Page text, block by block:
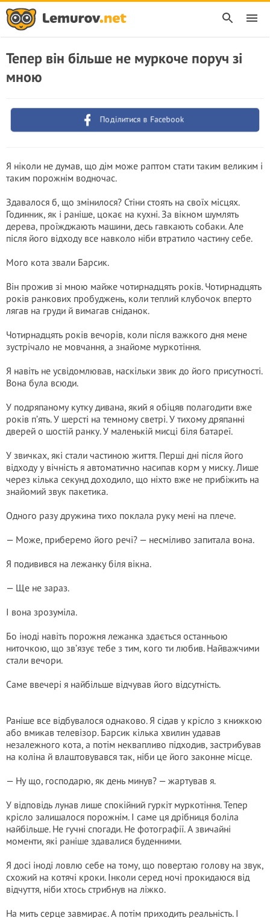
Тепер він більше не муркоче поруч зі
мною
Поділитися в Facebook
Я ніколи не думав, що дім може раптом стати таким великим і
таким порожнім водночас.
Здавалося б, що змінилося? Стіни стоять на своїх місцях.
Годинник, як і раніше, цокає на кухні. За вікном шумлять
дерева, проїжджають машини, десь гавкають собаки. Але
після його відходу все навколо ніби втратило частину себе.
Мого кота звали Барсик.
Він прожив зі мною майже чотирнадцять років. Чотирнадцять
років ранкових пробуджень, коли теплий клубочок вперто
лягав на груди й вимагав сніданок.
Чотирнадцять років вечорів, коли після важкого дня мене
зустрічало не мовчання, а знайоме муркотіння.
Я навіть не усвідомлював, наскільки звик до його присутності.
Вона була всюди.
У подряпаному кутку дивана, який я обіцяв полагодити вже
років п’ять. У шерсті на темному светрі. У тихому дряпанні
дверей о шостій ранку. У маленькій мисці біля батареї.
У звичках, які стали частиною життя. Перші дні після його
відходу у вічність я автоматично насипав корм у миску. Лише
через кілька секунд доходило, що ніхто вже не прибіжить на
знайомий звук пакетика.
Одного разу дружина тихо поклала руку мені на плече.
— Може, приберемо його речі? — несміливо запитала вона.
Я подивився на лежанку біля вікна.
— Ще не зараз.
І вона зрозуміла.
Бо іноді навіть порожня лежанка здається останньою
ниточкою, що зв’язує тебе з тим, кого ти любив. Найважчими
стали вечори.
Саме ввечері я найбільше відчував його відсутність.
Раніше все відбувалося однаково. Я сідав у крісло з книжкою
або вмикав телевізор. Барсик кілька хвилин удавав
незалежного кота, а потім неквапливо підходив, застрибував
на коліна й влаштовувався так, ніби це його законне місце.
— Ну що, господарю, як день минув? — жартував я.
У відповідь лунав лише спокійний гуркіт муркотіння. Тепер
крісло залишалося порожнім. І саме ця дрібниця боліла
найбільше. Не гучні спогади. Не фотографії. А звичайні
моменти, які раніше здавалися буденними.
Я досі іноді ловлю себе на тому, що повертаю голову на звук,
схожий на котячі кроки. Інколи серед ночі прокидаюся від
відчуття, ніби хтось стрибнув на ліжко.
На мить серце завмирає. А потім приходить реальність. І